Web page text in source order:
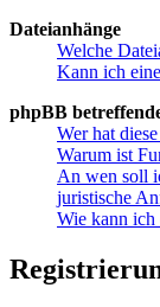
Dateianhänge
Welche
Kann ich
phpBB
Wer hat
Warum ist
An wen soll
juristische
Wie kann ich